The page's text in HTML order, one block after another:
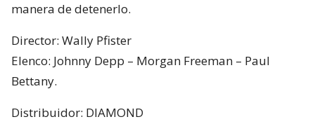
manera de detenerlo.
Director: Wally Pfister
Elenco: Johnny Depp – Morgan Freeman – Paul
Bettany.
Distribuidor: DIAMOND